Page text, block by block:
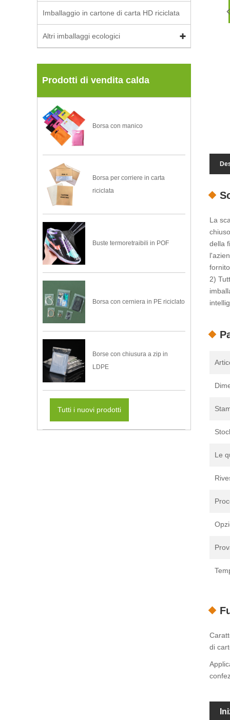
Imballaggio in cartone di carta HD riciclata
Altri imballaggi ecologici
Prodotti di vendita calda
Borsa con manico
Borsa per corriere in carta
riciclata
Buste termoretraibili in POF
Borsa con cerniera in PE riciclato
Borse con chiusura a zip in
LDPE
Tutti i nuovi prodotti
La
della
2)
Le
di